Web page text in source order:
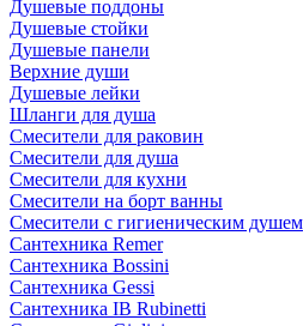
Душевые поддоны
Душевые стойки
Душевые панели
Верхние души
Душевые лейки
Шланги для душа
Смесители для раковин
Смесители для душа
Смесители для кухни
Смесители на борт ванны
Смесители с гигиеническим душем
Сантехника Remer
Сантехника Bossini
Сантехника Gessi
Сантехника IB Rubinetti